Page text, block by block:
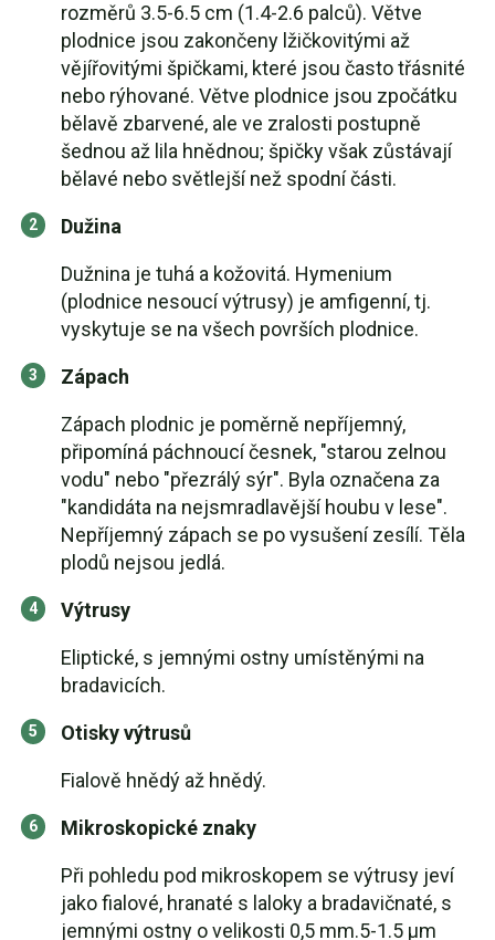
rozměrů 3.5-6.5 cm (1.4-2.6 palců). Větve
plodnice jsou zakončeny lžičkovitými až
vějířovitými špičkami, které jsou často třásnité
nebo rýhované. Větve plodnice jsou zpočátku
bělavě zbarvené, ale ve zralosti postupně
šednou až lila hnědnou; špičky však zůstávají
bělavé nebo světlejší než spodní části.
Dužina
Dužnina je tuhá a kožovitá. Hymenium
(plodnice nesoucí výtrusy) je amfigenní, tj.
vyskytuje se na všech površích plodnice.
Zápach
Zápach plodnic je poměrně nepříjemný,
připomíná páchnoucí česnek, "starou zelnou
vodu" nebo "přezrálý sýr". Byla označena za
"kandidáta na nejsmradlavější houbu v lese".
Nepříjemný zápach se po vysušení zesílí. Těla
plodů nejsou jedlá.
Výtrusy
Eliptické, s jemnými ostny umístěnými na
bradavicích.
Otisky výtrusů
Fialově hnědý až hnědý.
Mikroskopické znaky
Při pohledu pod mikroskopem se výtrusy jeví
jako fialové, hranaté s laloky a bradavičnaté, s
jemnými ostny o velikosti 0,5 mm.5-1.5 µm